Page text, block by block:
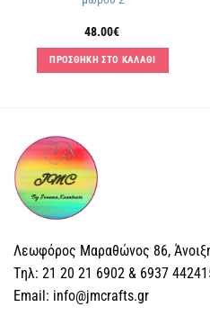
48.00€
ΠΡΟΣΘΗΚΗ ΣΤΟ ΚΑΛΑΘΙ
Λεωφόρος Μαραθώνος 86,
Tηλ: 21 20 21 6902 & 6937
Email: info@jmcrafts.gr